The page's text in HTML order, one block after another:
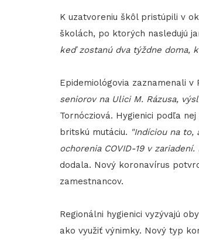
K uzatvoreniu škôl pristúpili v
školách, po ktorých nasledujú
keď zostanú dva týždne doma,
Epidemiológovia zaznamenali
seniorov na Ulici M. Rázusa,
Tornócziová. Hygienici podľa
britskú mutáciu. "Indíciou na
ochorenia COVID-19 v
dodala. Nový koronavírus
zamestnancov.
Regionálni hygienici vyzývajú
ako využiť výnimky. Nový typ